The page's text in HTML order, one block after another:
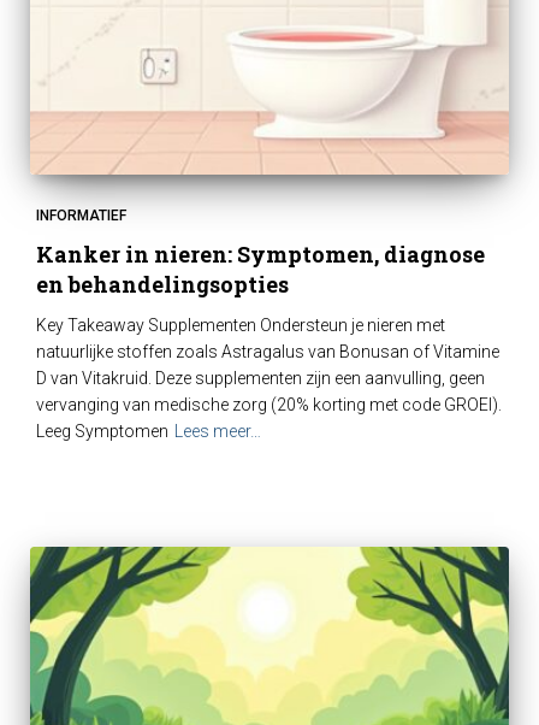
INFORMATIEF
Kanker in nieren: Symptomen, diagnose
en behandelingsopties
Key Takeaway Supplementen Ondersteun je nieren met
natuurlijke stoffen zoals Astragalus van Bonusan of Vitamine
D van Vitakruid. Deze supplementen zijn een aanvulling, geen
vervanging van medische zorg (20% korting met code GROEI).
Leeg Symptomen Lees meer…